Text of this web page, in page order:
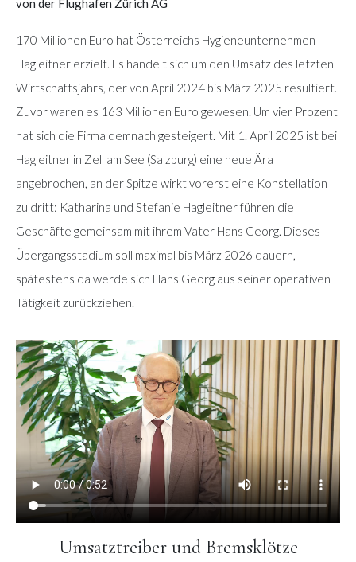
von der Flughafen Zürich AG
170 Millionen Euro hat Österreichs Hygieneunternehmen
Hagleitner erzielt. Es handelt sich um den Umsatz des letzten
Wirtschaftsjahrs, der von April 2024 bis März 2025 resultiert.
Zuvor waren es 163 Millionen Euro gewesen. Um vier Prozent
hat sich die Firma demnach gesteigert. Mit 1. April 2025 ist bei
Hagleitner in Zell am See (Salzburg) eine neue Ära
angebrochen, an der Spitze wirkt vorerst eine Konstellation
zu dritt: Katharina und Stefanie Hagleitner führen die
Geschäfte gemeinsam mit ihrem Vater Hans Georg. Dieses
Übergangsstadium soll maximal bis März 2026 dauern,
spätestens da werde sich Hans Georg aus seiner operativen
Tätigkeit zurückziehen.
Umsatztreiber und Bremsklötze